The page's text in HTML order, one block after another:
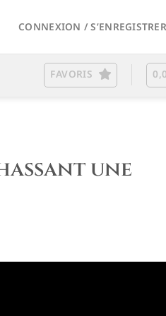
CONNEXION / S’ENREGISTRER
FAVORIS
une